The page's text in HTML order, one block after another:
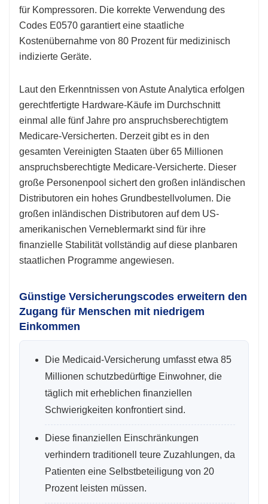
für Kompressoren. Die korrekte Verwendung des
Codes E0570 garantiert eine staatliche
Kostenübernahme von 80 Prozent für medizinisch
indizierte Geräte.
Laut den Erkenntnissen von Astute Analytica erfolgen
gerechtfertigte Hardware-Käufe im Durchschnitt
einmal alle fünf Jahre pro anspruchsberechtigtem
Medicare-Versicherten. Derzeit gibt es in den
gesamten Vereinigten Staaten über 65 Millionen
anspruchsberechtigte Medicare-Versicherte. Dieser
große Personenpool sichert den großen inländischen
Distributoren ein hohes Grundbestellvolumen. Die
großen inländischen Distributoren auf dem US-
amerikanischen Verneblermarkt sind für ihre
finanzielle Stabilität vollständig auf diese planbaren
staatlichen Programme angewiesen.
Günstige Versicherungscodes erweitern den
Zugang für Menschen mit niedrigem
Einkommen
Die Medicaid-Versicherung umfasst etwa 85
Millionen schutzbedürftige Einwohner, die
täglich mit erheblichen finanziellen
Schwierigkeiten konfrontiert sind.
Diese finanziellen Einschränkungen
verhindern traditionell teure Zuzahlungen, da
Patienten eine Selbstbeteiligung von 20
Prozent leisten müssen.